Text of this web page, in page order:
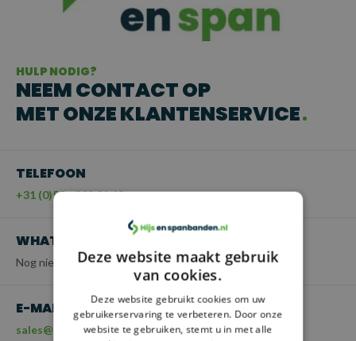
HULP NODIG?
NEEM CONTACT OP
MET ONZE KLANTENSERVICE
TELEFOON
+31 (0)55 - 203 21 43
WHATSAPP
Nog niet beschikbaar
E-MAIL
sales@hijsenspanbanden.nl
Deze website maakt gebruik
van cookies.
Deze website gebruikt cookies om uw
gebruikerservaring te verbeteren. Door onze
website te gebruiken, stemt u in met alle